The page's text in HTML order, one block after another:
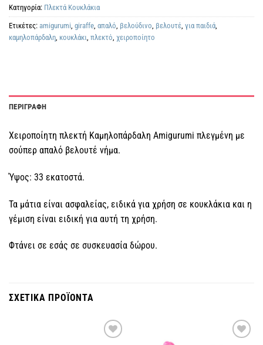
Κατηγορία: Πλεκτά Kουκλάκια
Ετικέτες: amigurumi, giraffe, απαλό, βελούδινο, βελουτέ, για παιδιά,
καμηλοπάρδαλη, κουκλάκι, πλεκτό, χειροποίητο
ΠΕΡΙΓΡΑΦΗ
Χειροποίητη πλεκτή Καμηλοπάρδαλη Amigurumi πλεγμένη με
σούπερ απαλό βελουτέ νήμα.
Ύψος: 33 εκατοστά.
Τα μάτια είναι ασφαλείας, ειδικά για χρήση σε κουκλάκια και η
γέμιση είναι ειδική για αυτή τη χρήση.
Φτάνει σε εσάς σε συσκευασία δώρου.
ΣΧΕΤΙΚΑ ΠΡΟΪΟΝΤΑ